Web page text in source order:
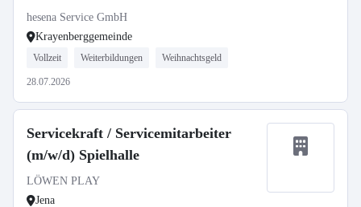
hesena Service GmbH
Krayenberggemeinde
Vollzeit Weiterbildungen Weihnachtsgeld
28.07.2026
Servicekraft / Servicemitarbeiter
(m/w/d) Spielhalle
LÖWEN PLAY
Jena